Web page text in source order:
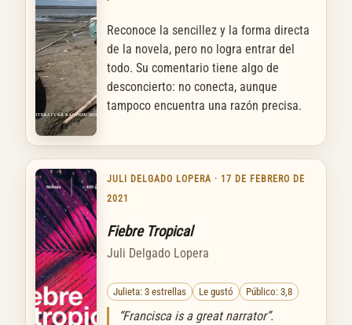
Reconoce la sencillez y la forma directa
de la novela, pero no logra entrar del
todo. Su comentario tiene algo de
desconcierto: no conecta, aunque
tampoco encuentra una razón precisa.
JULI DELGADO LOPERA · 17 DE FEBRERO DE
2021
Fiebre Tropical
Juli Delgado Lopera
Julieta: 3 estrellas Le gustó Público: 3,8
“Francisca is a great narrator”.